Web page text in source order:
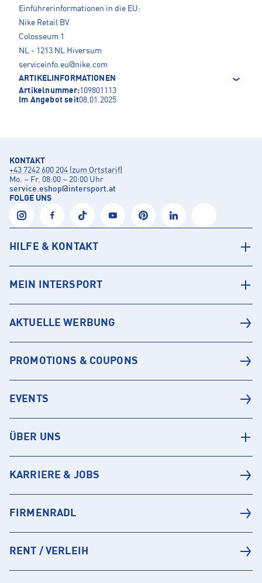
Einführerinformationen in die EU:
Nike Retail BV
Colosseum 1
NL - 1213 NL Hiversum
serviceinfo.eu@nike.com
ARTIKELINFORMATIONEN
Artikelnummer:109801113
Im Angebot seit08.01.2025
KONTAKT
+43 7242 600 204 (zum Ortstarif)
Mo. – Fr. 08:00 – 20:00 Uhr
service.eshop@intersport.at
FOLGE UNS
HILFE & KONTAKT
MEIN INTERSPORT
AKTUELLE WERBUNG
PROMOTIONS & COUPONS
EVENTS
ÜBER UNS
KARRIERE & JOBS
FIRMENRADL
RENT / VERLEIH